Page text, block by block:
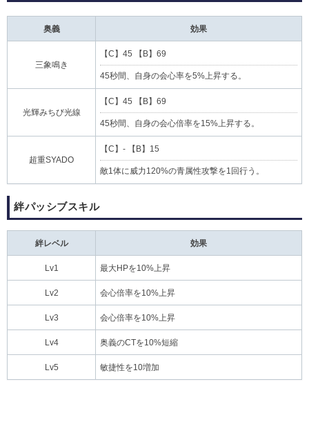
奥義 効果
三象鳴き
【C】45 【B】69
45秒間、自身の会心率を5%上昇する。
光輝みちび光線
【C】45 【B】69
45秒間、自身の会心倍率を15%上昇する。
超重SYADO
【C】- 【B】15
敵1体に威力120%の青属性攻撃を1回行う。
絆パッシブスキル
絆レベル 効果
Lv1 最大HPを10%上昇
Lv2 会心倍率を10%上昇
Lv3 会心倍率を10%上昇
Lv4 奥義のCTを10%短縮
Lv5 敏捷性を10増加